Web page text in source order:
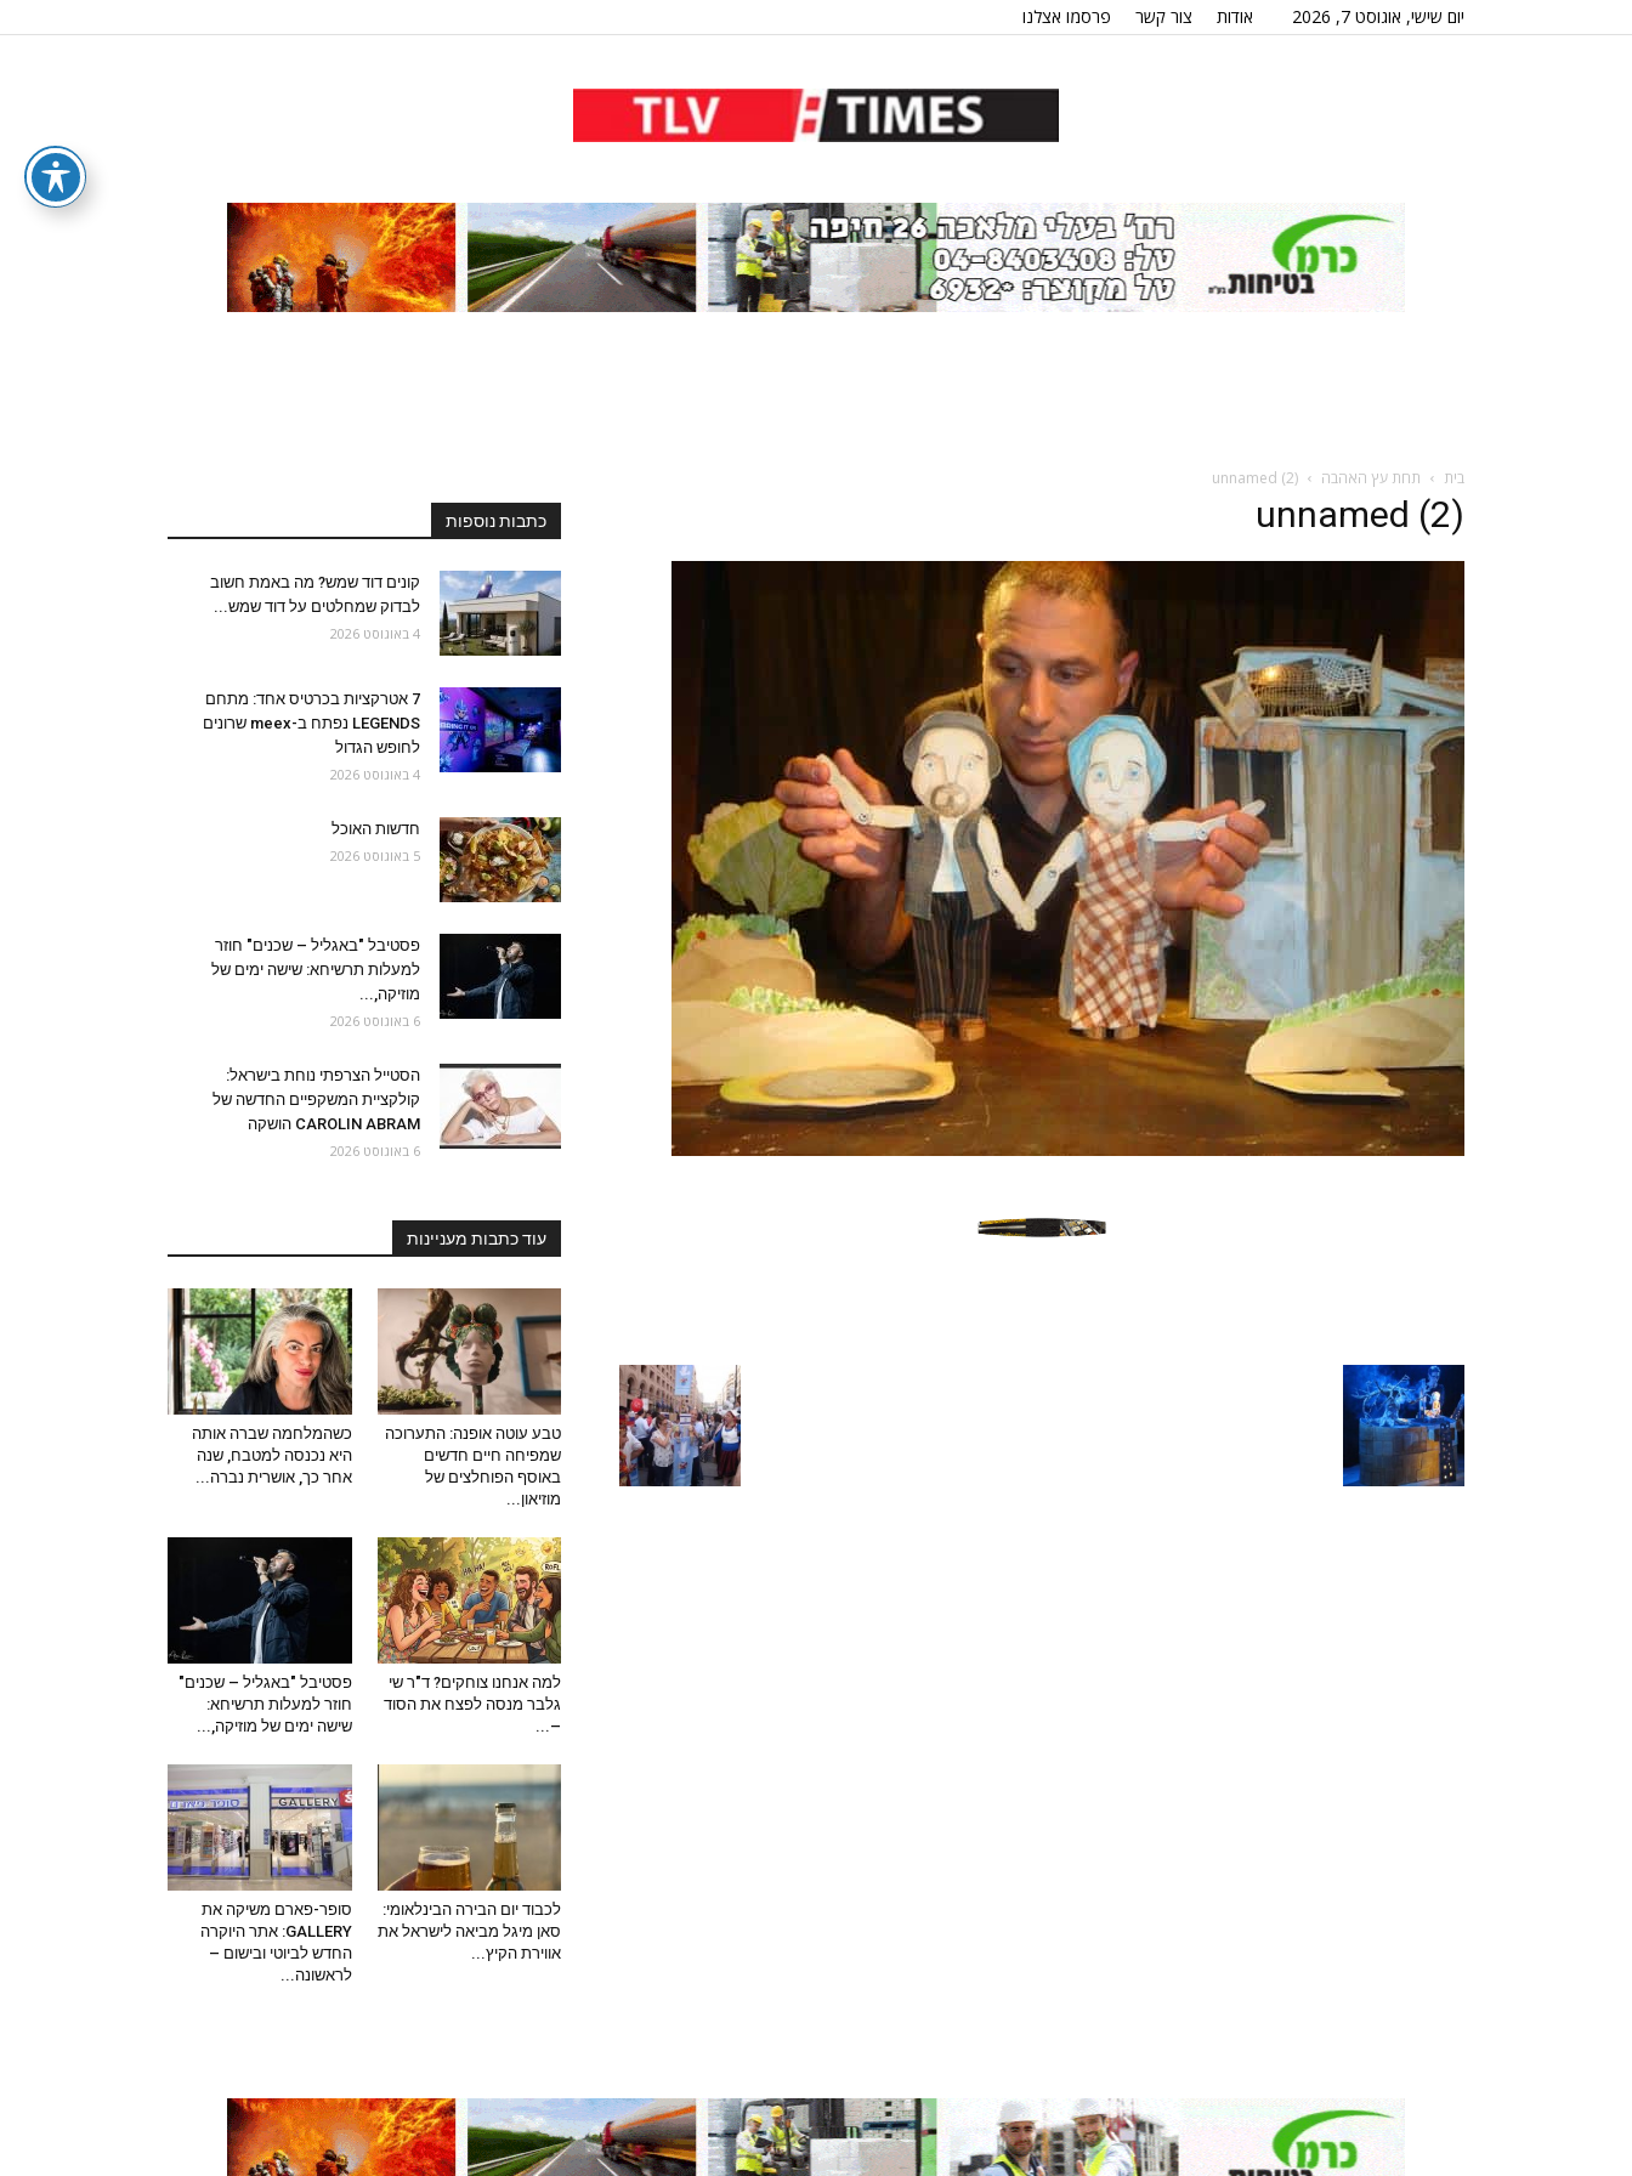
יום שישי, אוגוסט 7, 2026 אודות צור קשר פרסמו אצלנו
בית תחת עץ האהבה unnamed (2)
unnamed (2) כתבות נוספות
קונים דוד שמש? מה באמת חשוב
לבדוק שמחלטים על דוד שמש...
4 באוגוסט 2026
7 אטרקציות בכרטיס אחד: מתחם
LEGENDS נפתח ב-meex שרונים
לחופש הגדול
4 באוגוסט 2026
חדשות האוכל
5 באוגוסט 2026
פסטיבל "באגליל – שכנים" חוזר
למעלות תרשיחא: שישה ימים של
מוזיקה,...
6 באוגוסט 2026
הסטייל הצרפתי נוחת בישראל:
קולקציית המשקפיים החדשה של
CAROLIN ABRAM הושקה
6 באוגוסט 2026
עוד כתבות מעניינות
טבע עוטה אופנה: התערוכה
שמפיחה חיים חדשים
באוסף הפוחלצים של
מוזיאון...
כשהמלחמה שברה אותה
היא נכנסה למטבח, שנה
אחר כך, אושרית נברה...
למה אנחנו צוחקים? ד"ר שי
גלבר מנסה לפצח את הסוד
–...
פסטיבל "באגליל – שכנים"
חוזר למעלות תרשיחא:
שישה ימים של מוזיקה,...
לכבוד יום הבירה הבינלאומי:
סאן מיגל מביאה לישראל את
אווירת הקיץ...
סופר-פארם משיקה את
GALLERY: אתר היוקרה
החדש לביוטי ובישום –
לראשונה...